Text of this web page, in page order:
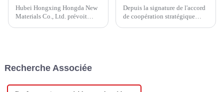
Hubei Hongxing Hongda New
Materials Co., Ltd. prévoit
base d'eau et 60 000 tonnes de
Depuis la signature de l'accord
de coopération stratégique
Recherche Associée